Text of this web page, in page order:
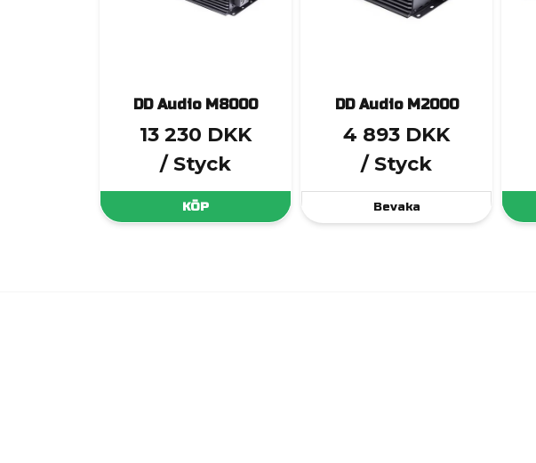
DD Audio M8000
13 230 DKK
/ Styck
KÖP
DD Audio M2000
4 893 DKK
/ Styck
Bevaka